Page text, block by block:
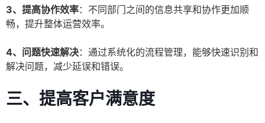
3、提高协作效率：不同部门之间的信息共享和协作更加顺
畅，提升整体运营效率。
4、问题快速解决：通过系统化的流程管理，能够快速识别和
解决问题，减少延误和错误。
三、提高客户满意度